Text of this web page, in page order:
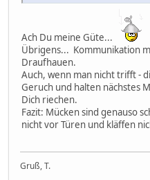
Ach Du meine Güte...
Übrigens... Kommunikation
Draufhauen.
Auch, wenn man nicht trifft -
Geruch und halten nächstes
Dich riechen.
Fazit: Mücken sind genauso
nicht vor Türen und kläffen
Gruß, T.